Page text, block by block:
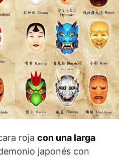
roja con una larga
japonés con